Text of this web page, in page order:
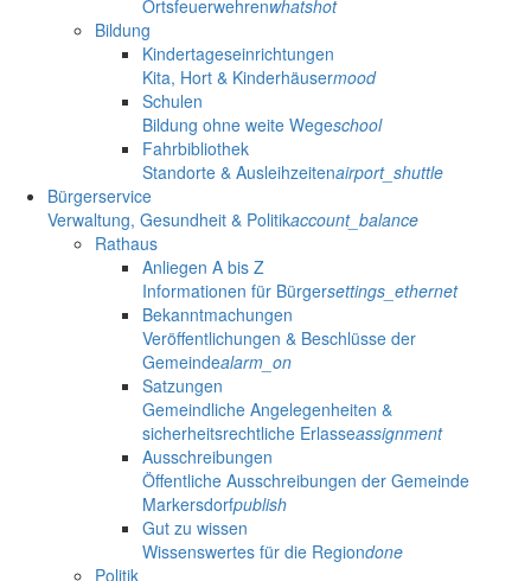
Ortsfeuerwehrenwhatshot
Bildung
Kindertageseinrichtungen
Kita, Hort & Kinderhäusermood
Schulen
Bildung ohne weite Wegeschool
Fahrbibliothek
Standorte & Ausleihzeitenairport_shuttle
Bürgerservice
Verwaltung, Gesundheit & Politikaccount_balance
Rathaus
Anliegen A bis Z
Informationen für Bürgersettings_ethernet
Bekanntmachungen
Veröffentlichungen & Beschlüsse der
Gemeindealarm_on
Satzungen
Gemeindliche Angelegenheiten &
sicherheitsrechtliche Erlasseassignment
Ausschreibungen
Öffentliche Ausschreibungen der Gemeinde
Markersdorfpublish
Gut zu wissen
Wissenswertes für die Regiondone
Politik